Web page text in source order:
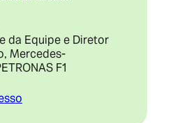
da Equipe e Diretor
Mercedes-
F1